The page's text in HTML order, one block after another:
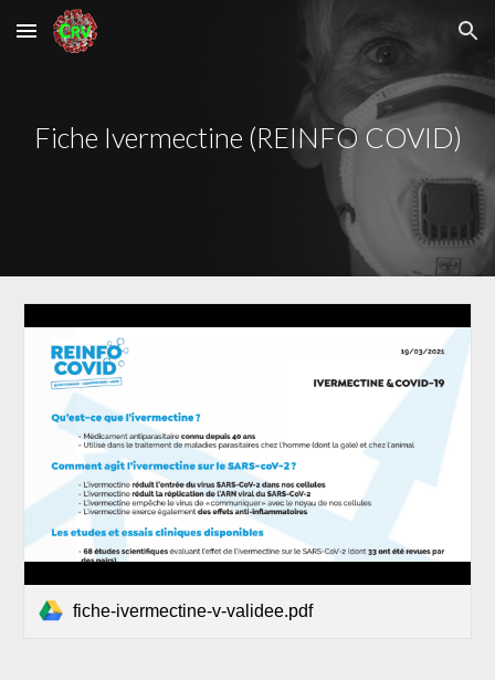
Skip to main content Skip to navigation
Fiche Ivermectine (REINFO COVID)
fiche-ivermectine-v-validee.pdf